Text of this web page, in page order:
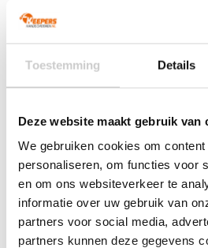
Toestemming Details
Deze website maakt gebruik van
We gebruiken cookies om
personaliseren, om functies voor
en om ons websiteverkeer te
informatie over uw gebruik van
partners voor social media,
partners kunnen deze gegevens
Extra informatie
Maat
7 1/2, 8, 8 1/2,
Ondergrond
Gras
Doelgroep
Junior ,Senior
Techniek (palm)
grip, innovatieve SpeedBump-
SpeedBump Guardian de ideale
besteld, morgen in huis. Heb je
met ons op, we helpen je graag